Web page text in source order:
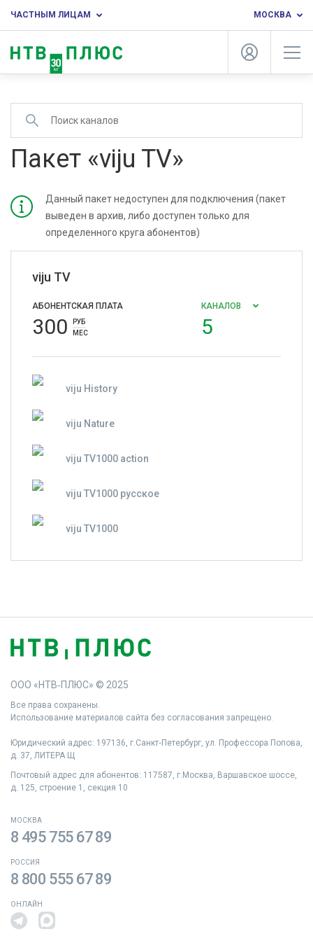
ЧАСТНЫМ ЛИЦАМ МОСКВА
Пакет «viju TV»
Данный пакет недоступен для подключения (пакет
выведен в архив, либо доступен только для
определенного круга абонентов)
viju TV
АБОНЕНТСКАЯ ПЛАТА
300
РУБ
МЕС
КАНАЛОВ
5
viju History
viju Nature
viju TV1000 action
viju TV1000 русское
viju TV1000
ООО «НТВ‑ПЛЮС» © 2025
Все права сохранены.
Использование материалов сайта без согласования запрещено.
Юридический адрес: 197136, г.Санкт‑Петербург, ул. Профессора Попова,
д. 37, ЛИТЕРА Щ
Почтовый адрес для абонентов: 117587, г.Москва, Варшавское шоссе,
д. 125, строение 1, секция 10
МОСКВА
8 495 755 67 89
РОССИЯ
8 800 555 67 89
ОНЛАЙН